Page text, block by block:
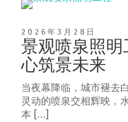
2026年3月28日
景观喷泉照
心筑景未来
当夜幕降临，城市褪去
灵动的喷泉交相辉映，
本 […]